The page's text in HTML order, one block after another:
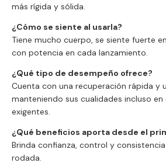
más rígida y sólida.
¿Cómo se siente al usarla?
Tiene mucho cuerpo, se siente fuerte
con potencia en cada lanzamiento.
¿Qué tipo de desempeño ofrece?
Cuenta con una recuperación rápida y
manteniendo sus cualidades incluso
exigentes.
¿Qué beneficios aporta desde el
Brinda confianza, control y
rodada.